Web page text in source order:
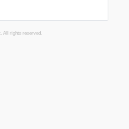
All rights reserved.